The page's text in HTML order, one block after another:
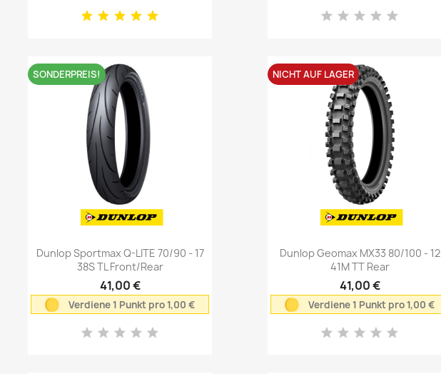
Vorschau
Dunlop Sportmax Q-LITE 70/90 - 17
38S TL Front/Rear
41,00 €
Verdiene 1 Punkt pro 1,00 €
SONDERPREIS!
Vorschau
Dunlop Geomax MX33 80/100 - 12
41M TT Rear
41,00 €
Verdiene 1 Punkt pro 1,00 €
NICHT AUF LAGER